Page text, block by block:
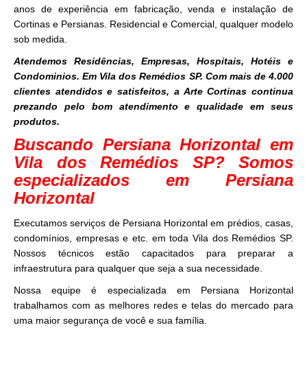
anos de experiência em fabricação, venda e instalação de
Cortinas e Persianas. Residencial e Comercial, qualquer modelo
sob medida.
Atendemos Residências, Empresas, Hospitais, Hotéis e
Condominios. Em Vila dos Remédios SP. Com mais de 4.000
clientes atendidos e satisfeitos, a Arte Cortinas continua
prezando pelo bom atendimento e qualidade em seus
produtos.
Buscando Persiana Horizontal em
Vila dos Remédios SP? Somos
especializados em Persiana
Horizontal
Executamos serviços de Persiana Horizontal em prédios, casas,
condomínios, empresas e etc. em toda Vila dos Remédios SP.
Nossos técnicos estão capacitados para preparar a
infraestrutura para qualquer que seja a sua necessidade.
Nossa equipe é especializada em Persiana Horizontal
trabalhamos com as melhores redes e telas do mercado para
uma maior segurança de você e sua família.